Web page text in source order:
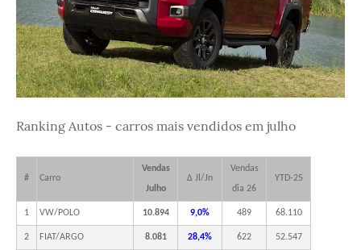
Ranking Autos - carros mais vendidos em julho
# Carro
Vendas
Julho
Δ Jl/Jn
Vendas
dia 26
YTD-25
1 VW/POLO 10.894 9,0% 489 68.110
2 FIAT/ARGO 8.081 28,4% 622 52.547